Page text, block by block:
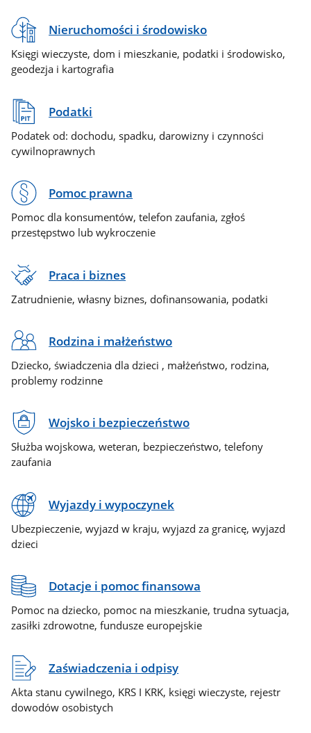
Nieruchomości i środowisko
Księgi wieczyste, dom i mieszkanie, podatki i środowisko,
geodezja i kartografia
Podatki
Podatek od: dochodu, spadku, darowizny i czynności
cywilnoprawnych
Pomoc prawna
Pomoc dla konsumentów, telefon zaufania, zgłoś
przestępstwo lub wykroczenie
Praca i biznes
Zatrudnienie, własny biznes, dofinansowania, podatki
Rodzina i małżeństwo
Dziecko, świadczenia dla dzieci , małżeństwo, rodzina,
problemy rodzinne
Wojsko i bezpieczeństwo
Służba wojskowa, weteran, bezpieczeństwo, telefony
zaufania
Wyjazdy i wypoczynek
Ubezpieczenie, wyjazd w kraju, wyjazd za granicę, wyjazd
dzieci
Dotacje i pomoc finansowa
Pomoc na dziecko, pomoc na mieszkanie, trudna sytuacja,
zasiłki zdrowotne, fundusze europejskie
Zaświadczenia i odpisy
Akta stanu cywilnego, KRS I KRK, księgi wieczyste, rejestr
dowodów osobistych